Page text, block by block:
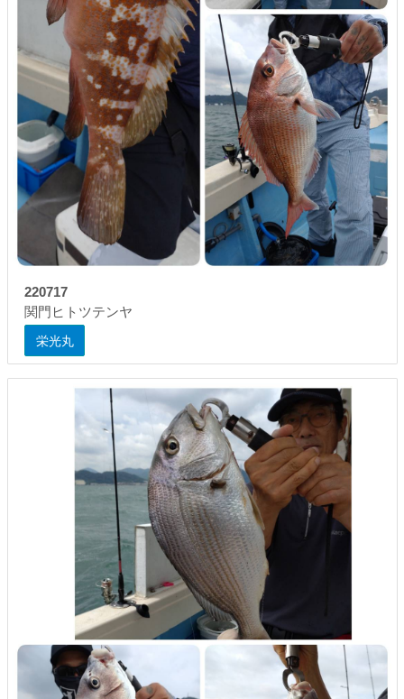
220717
関門ヒトツテンヤ
栄光丸